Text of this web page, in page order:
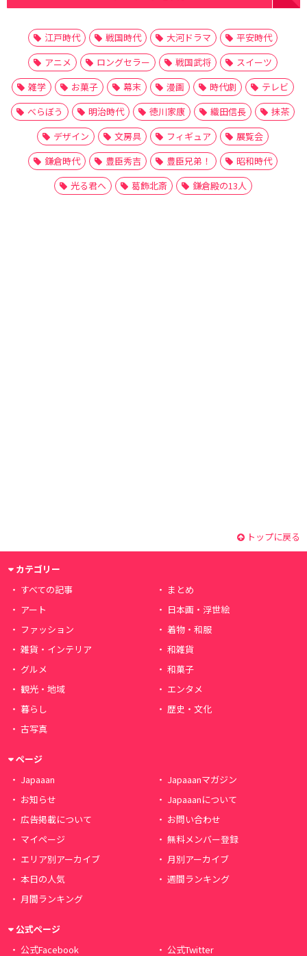
江戸時代 戦国時代 大河ドラマ
平安時代
アニメ
ロングセラー 戦国武将
スイーツ
雑学
お菓子 幕末 漫画 時代劇
テレビ
べらぼう
明治時代 徳川家康 織田信長
抹茶
デザイン
文房具 フィギュア
展覧会
鎌倉時代
豊臣秀吉 豊臣兄弟！
昭和時代
光る君へ
葛飾北斎 鎌倉殿の13人
トップに戻る
カテゴリー
すべての記事
まとめ
アート
日本画・浮世絵
ファッション
着物・和服
雑貨・インテリア
和雑貨
グルメ
和菓子
観光・地域
エンタメ
暮らし
歴史・文化
古写真
ページ
Japaaan
Japaaanマガジン
お知らせ
Japaaanについて
広告掲載について
お問い合わせ
マイページ
無料メンバー登録
エリア別アーカイブ
月別アーカイブ
本日の人気
週間ランキング
月間ランキング
公式ページ
公式Facebook
公式Twitter